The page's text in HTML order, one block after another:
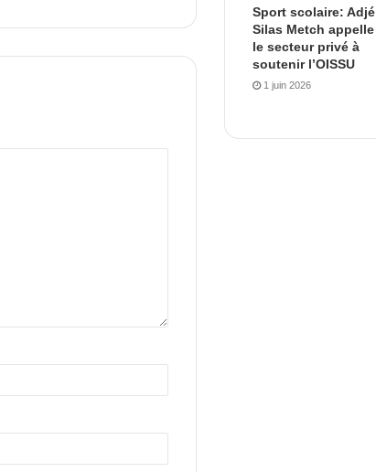
Sport scolaire: Adjé
Silas Metch appelle
le secteur privé à
soutenir l’OISSU
1 juin 2026